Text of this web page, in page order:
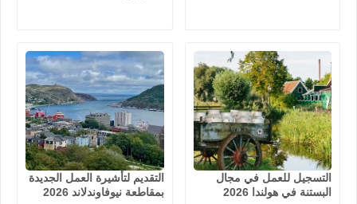
التسجيل للعمل في مجال
البستنة في هولندا 2026
التقديم لتأشيرة العمل الجديدة
بمقاطعة نيوفاوندلاند 2026